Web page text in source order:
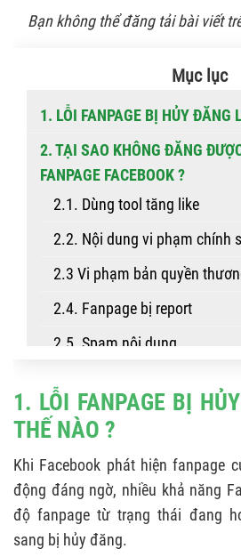
Bạn không thể đăng tải bài viết
Mục lục
1. LỖI FANPAGE BỊ HỦY ĐĂNG
2. TẠI SAO KHÔNG ĐĂNG
FANPAGE FACEBOOK ?
2.1. Dùng tool tăng like
2.2. Nội dung vi phạm chính
2.3 Vi phạm bản quyền
2.4. Fanpage bị report
2.5. Spam nội dung
2.7. Quản trị viên fanpage
thực
3. KHẮC PHỤC LỖI FANPAGE
3.1. Kháng nghị bằng nút
3.2. Kháng nghị bằng link
1. LỖI FANPAGE BỊ
THẾ NÀO ?
Khi Facebook phát hiện fanpage
động đáng ngờ, nhiều khả năng
độ fanpage từ trạng thái đang
sang bị hủy đăng.